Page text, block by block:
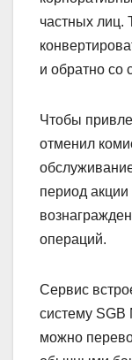
частных лиц.
и обратно со
Чтобы
отменил
период акции
операций.
Сервис
систему SGB
можно